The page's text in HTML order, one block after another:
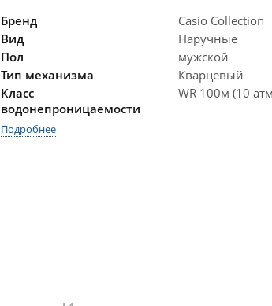
Бренд
Casio Collection
Вид
Наручные
Пол
мужской
Тип механизма
Кварцевый
Класс
водонепроницаемости
WR 100м (10
Подробнее